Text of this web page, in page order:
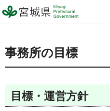
宮城県 Miyagi Prefectural
Government
事務所の目標
目標・運営方針